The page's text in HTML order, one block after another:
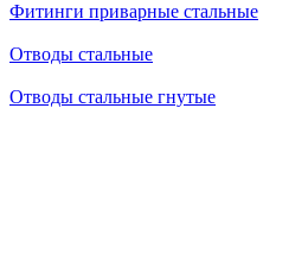
Фитинги приварные стальные
Отводы стальные
Отводы стальные гнутые